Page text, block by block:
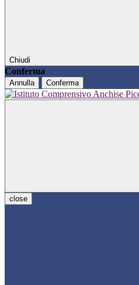
Chiudi
Conferma
Annulla Conferma
close